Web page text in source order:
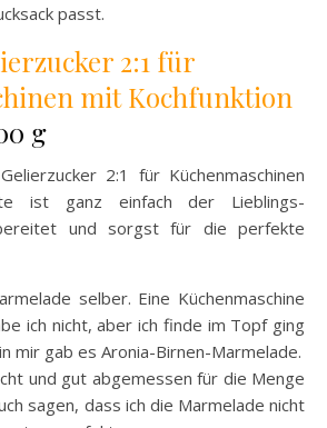
passt.
2:1 für
mit Kochfunktion
g
2:1 für Küchenmaschinen
ist ganz einfach der Lieblings-
und sorgst für die perfekte
selber. Eine Küchenmaschine
ich nicht, aber ich finde im Topf ging
mir gab es Aronia-Birnen-Marmelade.
und gut abgemessen für die Menge
sagen, dass ich die Marmelade nicht